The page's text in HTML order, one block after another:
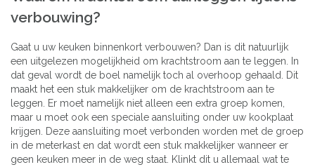
verbouwing?
Gaat u uw keuken binnenkort verbouwen? Dan is dit natuurlijk
een uitgelezen mogelijkheid om krachtstroom aan te leggen. In
dat geval wordt de boel namelijk toch al overhoop gehaald. Dit
maakt het een stuk makkelijker om de krachtstroom aan te
leggen. Er moet namelijk niet alleen een extra groep komen,
maar u moet ook een speciale aansluiting onder uw kookplaat
krijgen. Deze aansluiting moet verbonden worden met de groep
in de meterkast en dat wordt een stuk makkelijker wanneer er
geen keuken meer in de weg staat. Klinkt dit u allemaal wat te